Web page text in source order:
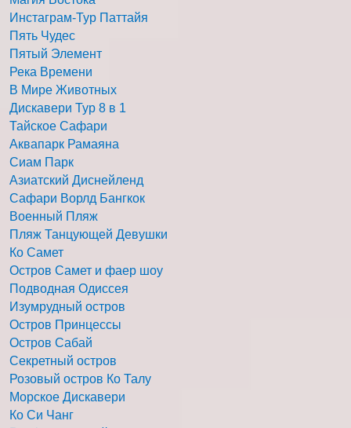
Инстаграм-Тур Паттайя
Пять Чудес
Пятый Элемент
Река Времени
В Мире Животных
Дискавери Тур 8 в 1
Тайское Сафари
Аквапарк Рамаяна
Сиам Парк
Азиатский Диснейленд
Сафари Ворлд Бангкок
Военный Пляж
Пляж Танцующей Девушки
Ко Самет
Остров Самет и фаер шоу
Подводная Одиссея
Изумрудный остров
Остров Принцессы
Остров Сабай
Секретный остров
Розовый остров Ко Талу
Морское Дискавери
Ко Си Чанг